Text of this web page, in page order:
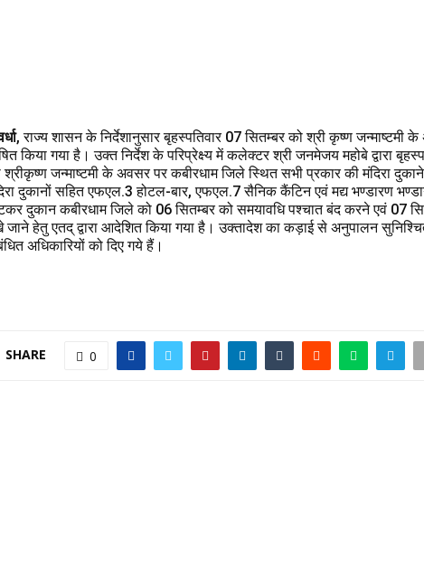
, राज्य शासन के निर्देशानुसार बृहस्पतिवार 07 सितम्बर को श्री कृष्ण जन्माष्टमी
किया गया है। उक्त निर्देश के परिप्रेक्ष्य में कलेक्टर श्री जनमेजय महोबे द्वारा
श्रीकृष्ण जन्माष्टमी के अवसर पर कबीरधाम जिले स्थित सभी प्रकार की मंदिरा दुकाने
दुकानों सहित एफएल.3 होटल-बार, एफएल.7 सैनिक कैंटिन एवं मद्य भण्डारण
दुकान कबीरधाम जिले को 06 सितम्बर को समयावधि पश्चात बंद करने एवं 07
जाने हेतु एतद् द्वारा आदेशित किया गया है। उक्तादेश का कड़ाई से अनुपालन
अधिकारियों को दिए गये हैं।
SHARE 0